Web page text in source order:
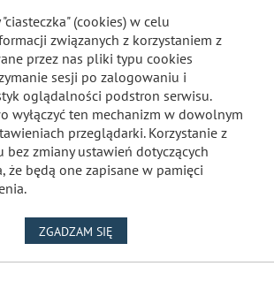
(cookies) w celu
związanych z korzystaniem z
przez nas pliki typu cookies
sesji po zalogowaniu i
oglądalności podstron serwisu.
wyłączyć ten mechanizm w dowolnym
przeglądarki. Korzystanie z
bez zmiany ustawień dotyczących
że będą one zapisane w pamięci
ZGADZAM SIĘ